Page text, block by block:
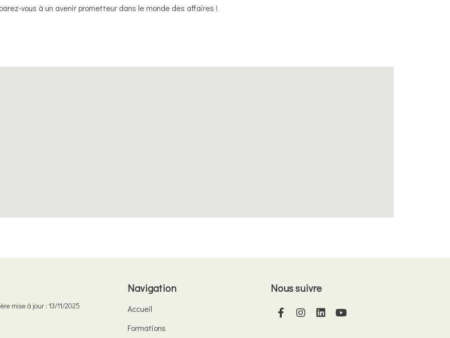
vous à un avenir prometteur dans le monde des affaires !
mise à jour : 13/11/2025
Navigation
Accueil
Formations
Nous suivre